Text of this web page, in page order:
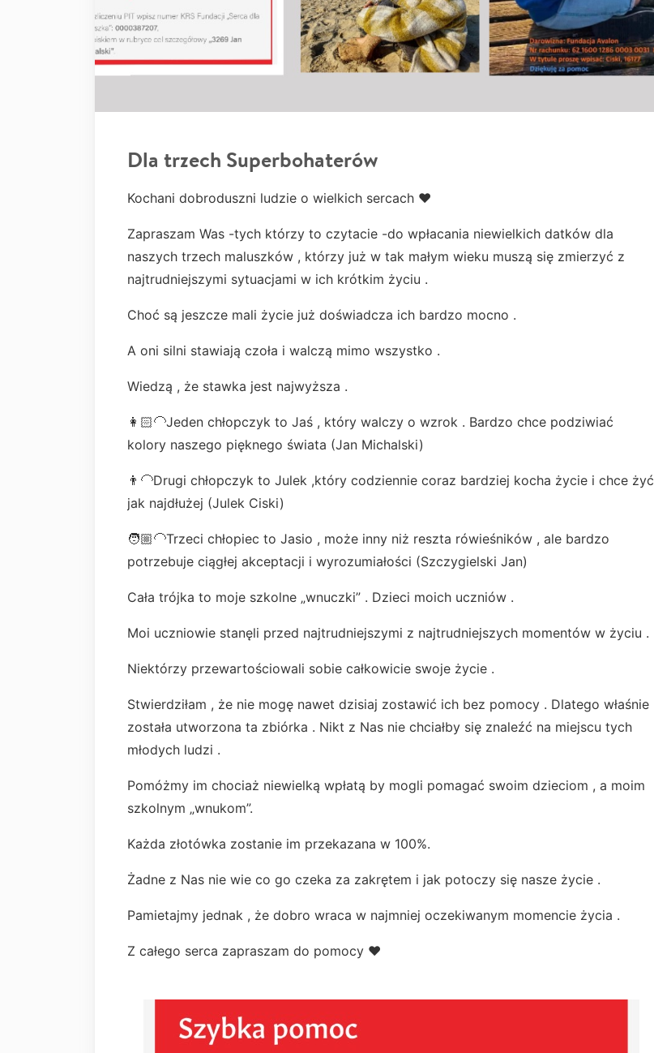
Dla trzech Superbohaterów
Kochani dobroduszni ludzie o wielkich sercach ❤️
Zapraszam Was -tych którzy to czytacie -do wpłacania niewielkich datków dla
naszych trzech maluszków , którzy już w tak małym wieku muszą się zmierzyć z
najtrudniejszymi sytuacjami w ich krótkim życiu .
Choć są jeszcze mali życie już doświadcza ich bardzo mocno .
A oni silni stawiają czoła i walczą mimo wszystko .
Wiedzą , że stawka jest najwyższa .
👩🏻‍🦲Jeden chłopczyk to Jaś , który walczy o wzrok . Bardzo chce podziwiać
kolory naszego pięknego świata (Jan Michalski)
👨‍🦲Drugi chłopczyk to Julek ,który codziennie coraz bardziej kocha życie i chce żyć
jak najdłużej (Julek Ciski)
🧑🏼‍🦲Trzeci chłopiec to Jasio , może inny niż reszta rówieśników , ale bardzo
potrzebuje ciągłej akceptacji i wyrozumiałości (Szczygielski Jan)
Cała trójka to moje szkolne „wnuczki” . Dzieci moich uczniów .
Moi uczniowie stanęli przed najtrudniejszymi z najtrudniejszych momentów w życiu .
Niektórzy przewartościowali sobie całkowicie swoje życie .
Stwierdziłam , że nie mogę nawet dzisiaj zostawić ich bez pomocy . Dlatego właśnie
została utworzona ta zbiórka . Nikt z Nas nie chciałby się znaleźć na miejscu tych
młodych ludzi .
Pomóżmy im chociaż niewielką wpłatą by mogli pomagać swoim dzieciom , a moim
szkolnym „wnukom”.
Każda złotówka zostanie im przekazana w 100%.
Żadne z Nas nie wie co go czeka za zakrętem i jak potoczy się nasze życie .
Pamietajmy jednak , że dobro wraca w najmniej oczekiwanym momencie życia .
Z całego serca zapraszam do pomocy ❤️